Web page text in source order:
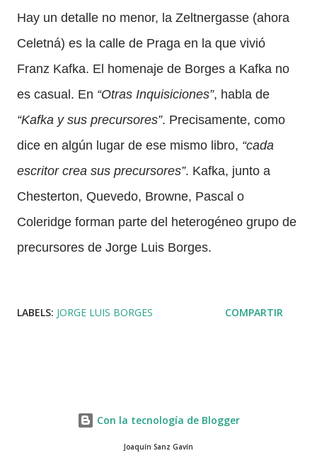
Hay un detalle no menor, la Zeltnergasse (ahora
Celetná) es la calle de Praga en la que vivió
Franz Kafka. El homenaje de Borges a Kafka no
es casual. En “Otras Inquisiciones”, habla de
“Kafka y sus precursores”. Precisamente, como
dice en algún lugar de ese mismo libro, “cada
escritor crea sus precursores”. Kafka, junto a
Chesterton, Quevedo, Browne, Pascal o
Coleridge forman parte del heterogéneo grupo de
precursores de Jorge Luis Borges.
LABELS: JORGE LUIS BORGES COMPARTIR
Con la tecnología de Blogger
Joaquín Sanz Gavín